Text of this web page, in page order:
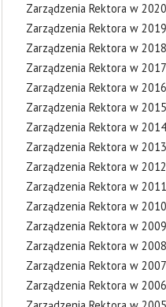
Zarządzenia Rektora w
Zarządzenia Rektora w
Zarządzenia Rektora w
Zarządzenia Rektora w
Zarządzenia Rektora w
Zarządzenia Rektora w
Zarządzenia Rektora w
Zarządzenia Rektora w
Zarządzenia Rektora w
Zarządzenia Rektora w
Zarządzenia Rektora w
Zarządzenia Rektora w
Zarządzenia Rektora w
Zarządzenia Rektora w
Zarządzenia Rektora w